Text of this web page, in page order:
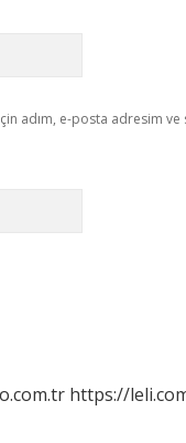
adım, e-posta adresim
https://